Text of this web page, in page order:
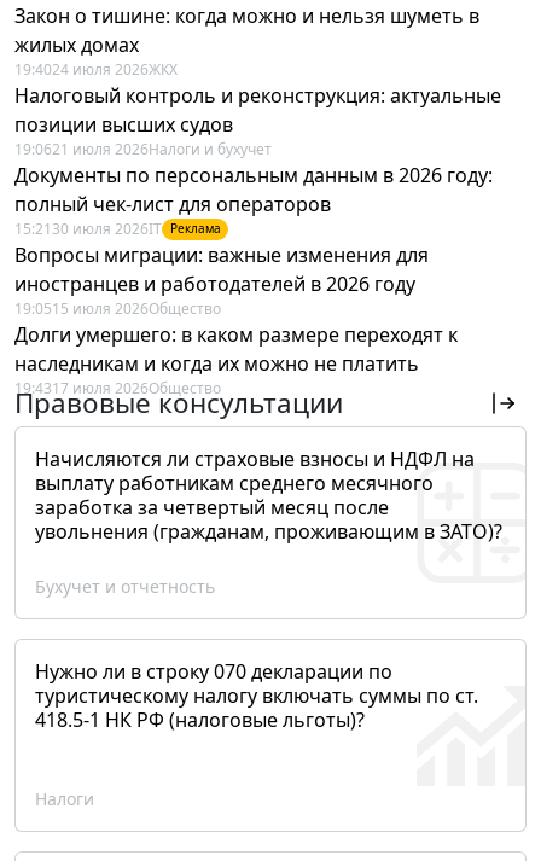
Закон о тишине: когда можно и нельзя шуметь в
жилых домах
19:4024 июля 2026ЖКХ
Налоговый контроль и реконструкция: актуальные
позиции высших судов
19:0621 июля 2026Налоги и бухучет
Документы по персональным данным в 2026 году:
полный чек-лист для операторов
15:21 30 июля 2026IT Реклама
Вопросы миграции: важные изменения для
иностранцев и работодателей в 2026 году
19:0515 июля 2026Общество
Долги умершего: в каком размере переходят к
наследникам и когда их можно не платить
19:4317 июля 2026Общество
Правовые консультации
Начисляются ли страховые взносы и НДФЛ на
выплату работникам среднего месячного
заработка за четвертый месяц после
увольнения (гражданам, проживающим в ЗАТО)?
Бухучет и отчетность
Нужно ли в строку 070 декларации по
туристическому налогу включать суммы по ст.
418.5-1 НК РФ (налоговые льготы)?
Налоги